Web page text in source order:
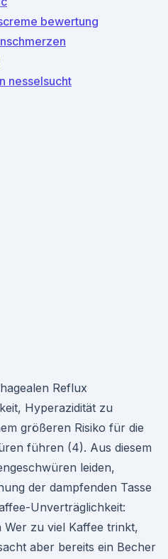
bewertung
nesselsucht
Reflux
Hyperazidität zu
größeren Risiko für die
führen (4). Aus diesem
leiden,
der dampfenden Tasse
Unverträglichkeit:
zu viel Kaffee trinkt,
aber bereits ein Becher